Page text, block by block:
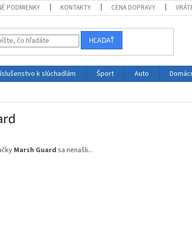
PODMIENKY KONTAKTY CENA DOPRAVY
HĽADAŤ
k slúchadlám Šport Auto
Marsh Guard sa nenašli...